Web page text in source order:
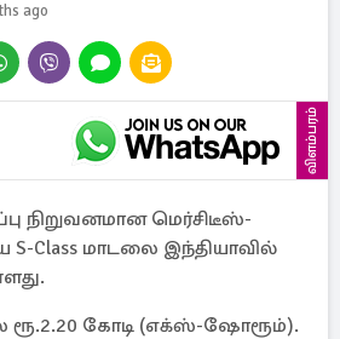
ago
விளம்பரம்
நிறுவனமான மெர்சிடீஸ்-
S-Class மாடலை இந்தியாவில்
கோடி (எக்ஸ்-ஷோரூம்).